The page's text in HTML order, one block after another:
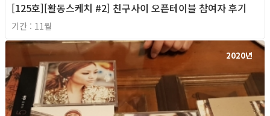
[125호][활동스케치 #2] 친구사이 오픈테이블 참여자 후기
기간 : 11월
2020년